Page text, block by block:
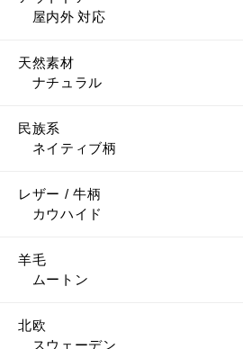
屋内外 対応
天然素材
ナチュラル
民族系
ネイティブ柄
レザー / 牛柄
カウハイド
羊毛
ムートン
北欧
スウェーデン